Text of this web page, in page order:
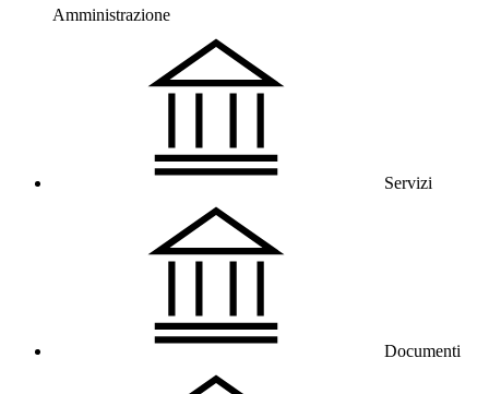
Amministrazione
Servizi
Documenti